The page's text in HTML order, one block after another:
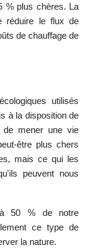
% plus chères. La
réduire le flux de
de chauffage de
utilisés
à la disposition de
de mener une vie
être plus chers
mais ce qui les
peuvent nous
à 50 % de notre
ce type de
la nature.